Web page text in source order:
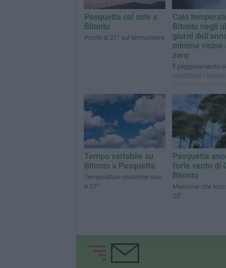
Pasquetta col sole a
Bitonto
Picchi di 21° sul termometro
Calo
Bitonto negli
giorni
minime vicine
zero
ll peggioramento
condizioni
notte di
Tempo variabile su
Bitonto a Pasquetta
Temperature massime sino
a 21°
Pasquetta
forte vento di
Bitonto
Massime che
23°